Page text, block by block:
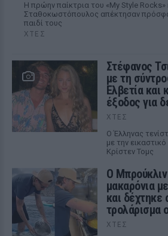
Η πρώην παίκτρια του «My Style Rocks»
Σταθοκωστόπουλος απέκτησαν
παιδί τους
ΧΤΕΣ
Στέφανος
με τη
Ελβετία και
έξοδος για
ΧΤΕΣ
Ο Έλληνας
με την
Κρίστεν Τομς
Ο
μακαρόνια
και δέχτηκε
τρολάρισμα
ΧΤΕΣ